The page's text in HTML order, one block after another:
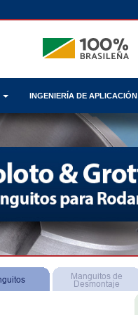
INGENIERÍA DE APLICACIÓN